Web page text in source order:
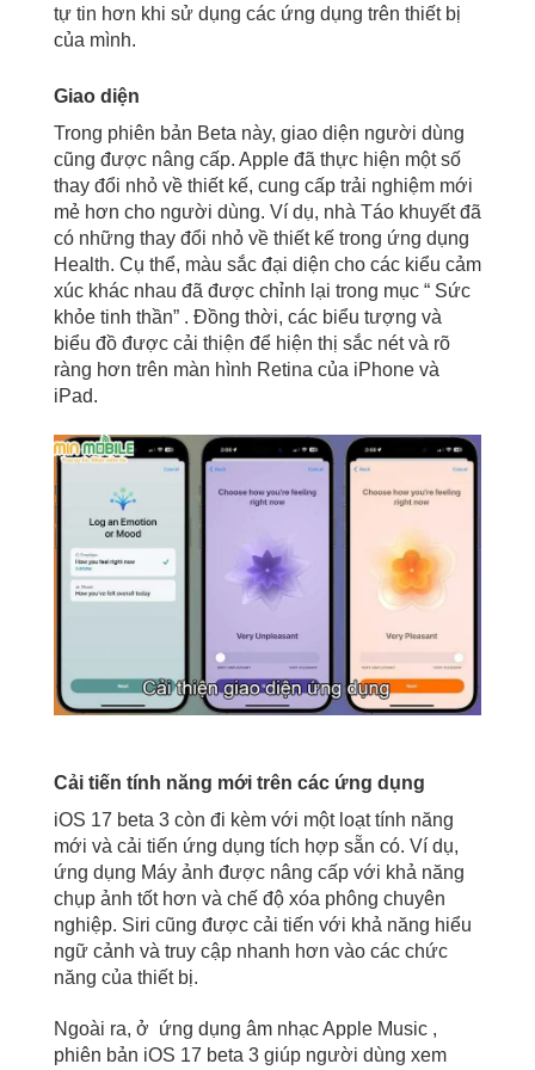
tự tin hơn khi sử dụng các ứng dụng trên thiết bị
của mình.
Giao diện
Trong phiên bản Beta này, giao diện người dùng
cũng được nâng cấp. Apple đã thực hiện một số
thay đổi nhỏ về thiết kế, cung cấp trải nghiệm mới
mẻ hơn cho người dùng. Ví dụ, nhà Táo khuyết đã
có những thay đổi nhỏ về thiết kế trong ứng dụng
Health. Cụ thể, màu sắc đại diện cho các kiểu cảm
xúc khác nhau đã được chỉnh lại trong mục “ Sức
khỏe tinh thần” . Đồng thời, các biểu tượng và
biểu đồ được cải thiện để hiện thị sắc nét và rõ
ràng hơn trên màn hình Retina của iPhone và
iPad.
Cải tiến tính năng mới trên các ứng dụng
iOS 17 beta 3 còn đi kèm với một loạt tính năng
mới và cải tiến ứng dụng tích hợp sẵn có. Ví dụ,
ứng dụng Máy ảnh được nâng cấp với khả năng
chụp ảnh tốt hơn và chế độ xóa phông chuyên
nghiệp. Siri cũng được cải tiến với khả năng hiểu
ngữ cảnh và truy cập nhanh hơn vào các chức
năng của thiết bị.
Ngoài ra, ở ứng dụng âm nhạc Apple Music ,
phiên bản iOS 17 beta 3 giúp người dùng xem